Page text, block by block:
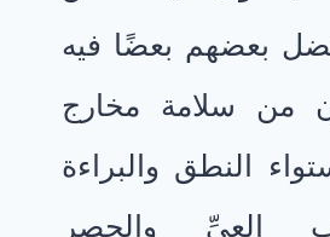
بعضهم بعضًا فيه
من سلامة مخارج
النطق والبراءة
العِىِّ والحصر